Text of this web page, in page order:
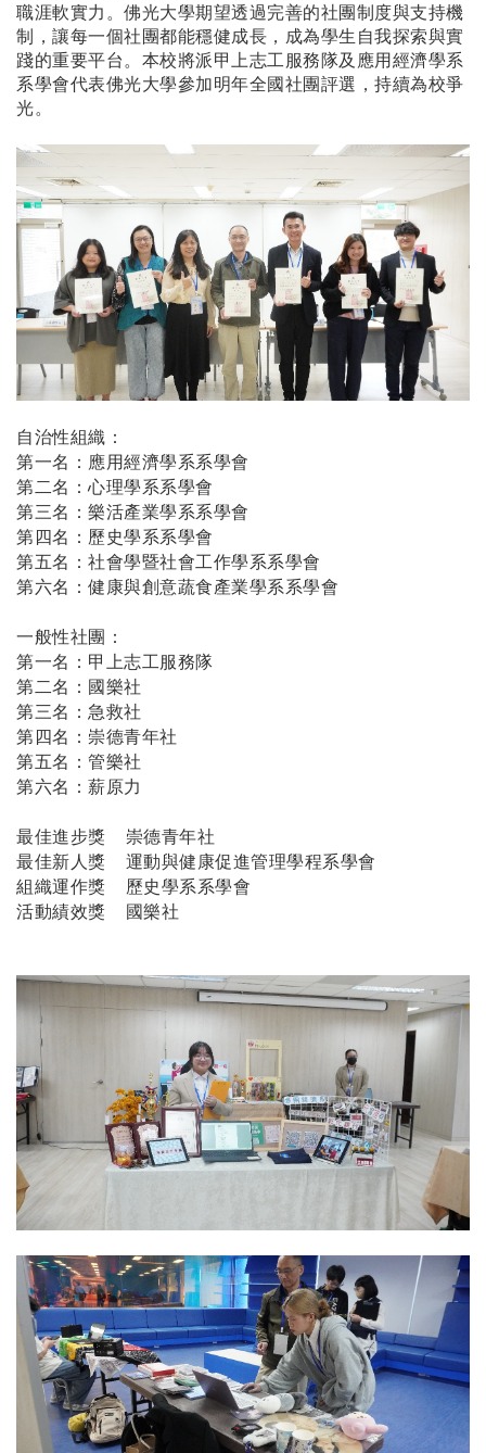
職涯軟實力。佛光大學期望透過完善的社團制度與支持機
制，讓每一個社團都能穩健成長，成為學生自我探索與實
踐的重要平台。 本校將派甲上志工服務隊及 應用經濟學系
系學會代表佛光大學參加明年全國社團評選，持續為校爭
光。
自治性組織：
第一名：應用經濟學系系學會
第二名：心理學系系學會
第三名：樂活產業學系系學會
第四名：歷史學系系學會
第五名：社會學暨社會工作學系系學會
第六名：健康與創意蔬食產業學系系學會
一般性社團：
第一名：甲上志工服務隊
第二名：國樂社
第三名：急救社
第四名：崇德青年社
第五名：管樂社
第六名：薪原力
最佳進步獎
崇德青年社
最佳新人獎
運動與健康促進管理學程系學會
組織運作獎
歷史學系系學會
活動績效獎
國樂社